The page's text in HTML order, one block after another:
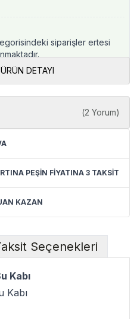
siparişler ertesi
ÜRÜN DETAYI
(2 Yorum)
PEŞİN FİYATINA 3 TAKSİT
KAZAN
Seçenekleri
Kabı
Kabı